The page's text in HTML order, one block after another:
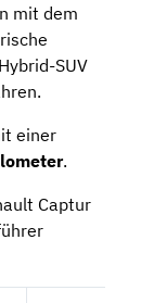
mit dem
SUV
einer
.
Captur